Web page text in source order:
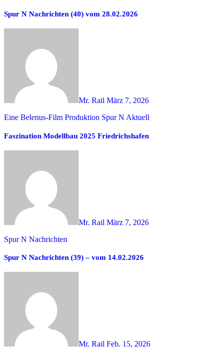
Spur N Nachrichten (40) vom 28.02.2026
Mr. Rail März 7, 2026
Eine Belenus-Film Produktion Spur N Aktuell
Faszination Modellbau 2025 Friedrichshafen
Mr. Rail März 7, 2026
Spur N Nachrichten
Spur N Nachrichten (39) – vom 14.02.2026
Mr. Rail Feb. 15, 2026